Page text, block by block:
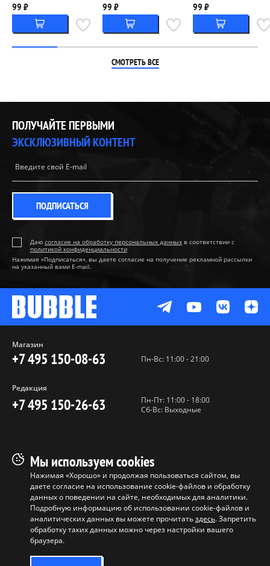
99 ₽ 99 ₽ 99 ₽
СМОТРЕТЬ ВСЕ
ПОЛУЧАЙТЕ ПЕРВЫМИ
ЭКСКЛЮЗИВНЫЙ КОНТЕНТ
ПОДПИСАТЬСЯ
Даю согласие на обработку персональных данных в соответствии с
политикой конфиденциальности
Нажимая «Подписаться», вы даете согласие на получение рекламной рассылки
на указанный вами E-mail.
Магазин
+7 495 150-08-63 Пн-Вс: 11:00 - 21:00
Редакция
+7 495 150-26-63
Пн-Пт: 11:00 - 18:00
Сб-Вс: Выходные
Пользовательское соглашение
Политика конфиденциальности
Программа лояльности
Условия продажи продукции
Копирование материалов без
разрешения запрещено ©
ООО "БАБЛ", 2017-2026
Мы используем cookies
Нажимая «Хорошо» и продолжая пользоваться сайтом, вы
даете согласие на использование cookie-файлов и обработку
данных о поведении на сайте, необходимых для аналитики.
Подробную информацию об использовании cookie-файлов и
аналитических данных вы можете прочитатьздесь. Запретить
обработку таких данных можно через настройки вашего
браузера.